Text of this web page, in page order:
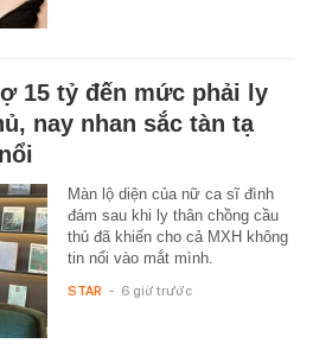
15 tỷ đến mức phải ly
nay nhan sắc tàn tạ
Màn lộ diện của nữ ca sĩ đình
đám sau khi ly thân chồng cầu
thủ đã khiến cho cả MXH không
tin nổi vào mắt mình.
STAR - 6 giờ trước